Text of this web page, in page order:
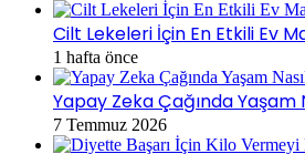
Cilt Lekeleri İçin En Etkili Ev
1 hafta önce
Yapay Zeka Çağında Yaşam
7 Temmuz 2026